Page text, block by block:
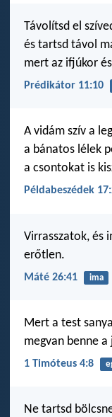
Távolítsd el
és tartsd távol
mert az ifjúkor
Prédikátor 11:10
A vidám szív a
a bánatos lélek
a csontokat is
Példabeszédek
Virrasszatok, és
erőtlen.
Máté 26:41 ima
Mert a test
megvan benne
1 Timóteus 4:8
Ne tartsd